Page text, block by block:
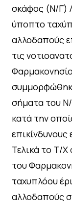
σκάφος (Ν/Γ)
ύποπτο
αλλοδαπούς
τις
σήματα του
κατά την
επικίνδυνους
Τελικά το Τ/Χ
του
ταχυπλόου
αλλοδαπούς